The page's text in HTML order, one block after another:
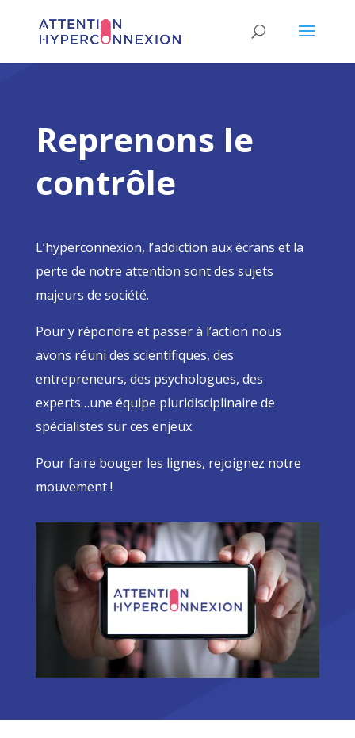
Reprenons le
contrôle
L’hyperconnexion, l’addiction aux écrans et la
perte de notre attention sont des sujets
majeurs de société.
Pour y répondre et passer à l’action nous
avons réuni des scientifiques, des
entrepreneurs, des psychologues, des
experts…une équipe pluridisciplinaire de
spécialistes sur ces enjeux.
Pour faire bouger les lignes, rejoignez notre
mouvement !